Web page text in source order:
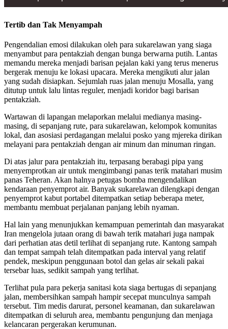
Tertib dan Tak Menyampah
Pengendalian emosi dilakukan oleh para sukarelawan yang siaga
menyambut para pentakziah dengan bunga berwarna putih. Lantas
memandu mereka menjadi barisan pejalan kaki yang terus menerus
bergerak menuju ke lokasi upacara. Mereka mengikuti alur jalan
yang sudah disiapkan. Sejumlah ruas jalan menuju Mosalla, yang
ditutup untuk lalu lintas reguler, menjadi koridor bagi barisan
pentakziah.
Wartawan di lapangan melaporkan melalui medianya masing-
masing, di sepanjang rute, para sukarelawan, kelompok komunitas
lokal, dan asosiasi perdagangan melalui posko yang mjereka dirikan
melayani para pentakziah dengan air minum dan minuman ringan.
Di atas jalur para pentakziah itu, terpasang berabagi pipa yang
menyemprotkan air untuk mengimbangi panas terik matahari musim
panas Teheran. Akan halnya petugas bomba mengendalikan
kendaraan penyemprot air. Banyak sukarelawan dilengkapi dengan
penyemprot kabut portabel ditempatkan setiap beberapa meter,
membantu membuat perjalanan panjang lebih nyaman.
Hal lain yang menunjukkan kemampuan pemerintah dan masyarakat
Iran mengelola jutaan orang di bawah terik matahari juga nampak
dari perhatian atas detil terlihat di sepanjang rute. Kantong sampah
dan tempat sampah telah ditempatkan pada interval yang relatif
pendek, meskipun penggunaan botol dan gelas air sekali pakai
tersebar luas, sedikit sampah yang terlihat.
Terlihat pula para pekerja sanitasi kota siaga bertugas di sepanjang
jalan, membersihkan sampah hampir secepat munculnya sampah
tersebut. Tim medis darurat, personel keamanan, dan sukarelawan
ditempatkan di seluruh area, membantu pengunjung dan menjaga
kelancaran pergerakan kerumunan.